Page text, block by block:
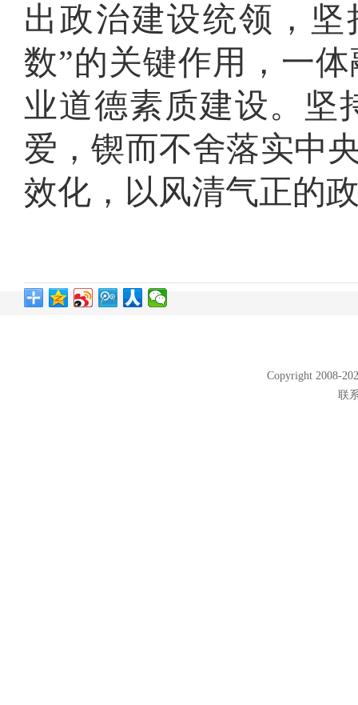
出政治建设统领，
数”的关键作用，一
业道德素质建设。坚
爱，锲而不舍落实中
效化，以风清气正的
Copyright 2008-
联